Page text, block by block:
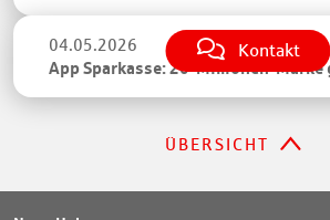
Kontakt
04.05.2026
App Sparkasse: 20-Millionen-Marke
ÜBERSICHT